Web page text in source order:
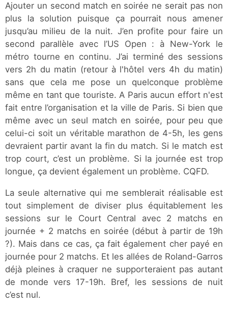
Ajouter un second match en soirée ne serait pas non
plus la solution puisque ça pourrait nous amener
jusqu’au milieu de la nuit. J’en profite pour faire un
second parallèle avec l’US Open : à New-York le
métro tourne en continu. J’ai terminé des sessions
vers 2h du matin (retour à l'hôtel vers 4h du matin)
sans que cela me pose un quelconque problème
même en tant que touriste. A Paris aucun effort n'est
fait entre l’organisation et la ville de Paris. Si bien que
même avec un seul match en soirée, pour peu que
celui-ci soit un véritable marathon de 4-5h, les gens
devraient partir avant la fin du match. Si le match est
trop court, c’est un problème. Si la journée est trop
longue, ça devient également un problème. CQFD.
La seule alternative qui me semblerait réalisable est
tout simplement de diviser plus équitablement les
sessions sur le Court Central avec 2 matchs en
journée + 2 matchs en soirée (début à partir de 19h
?). Mais dans ce cas, ça fait également cher payé en
journée pour 2 matchs. Et les allées de Roland-Garros
déjà pleines à craquer ne supporteraient pas autant
de monde vers 17-19h. Bref, les sessions de nuit
c’est nul.